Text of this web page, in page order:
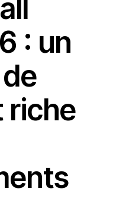
: un
riche